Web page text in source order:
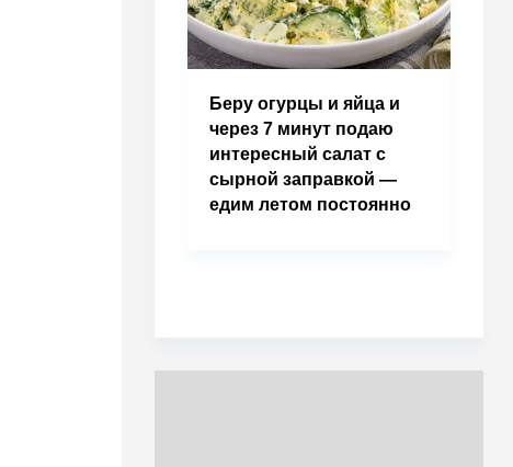
Беру огурцы и яйца и
через 7 минут подаю
интересный салат с
сырной заправкой —
едим летом постоянно